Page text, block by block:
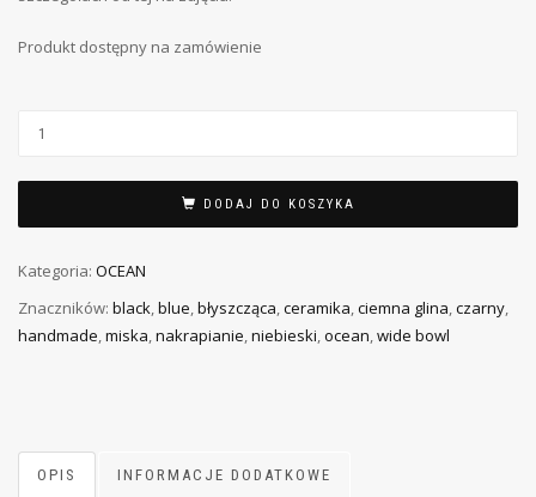
Produkt dostępny na zamówienie
DODAJ DO KOSZYKA
Kategoria: OCEAN
Znaczników: black,blue,błyszcząca,ceramika,ciemna glina,czarny,
handmade,miska,nakrapianie,niebieski,ocean,wide bowl
OPIS INFORMACJE DODATKOWE